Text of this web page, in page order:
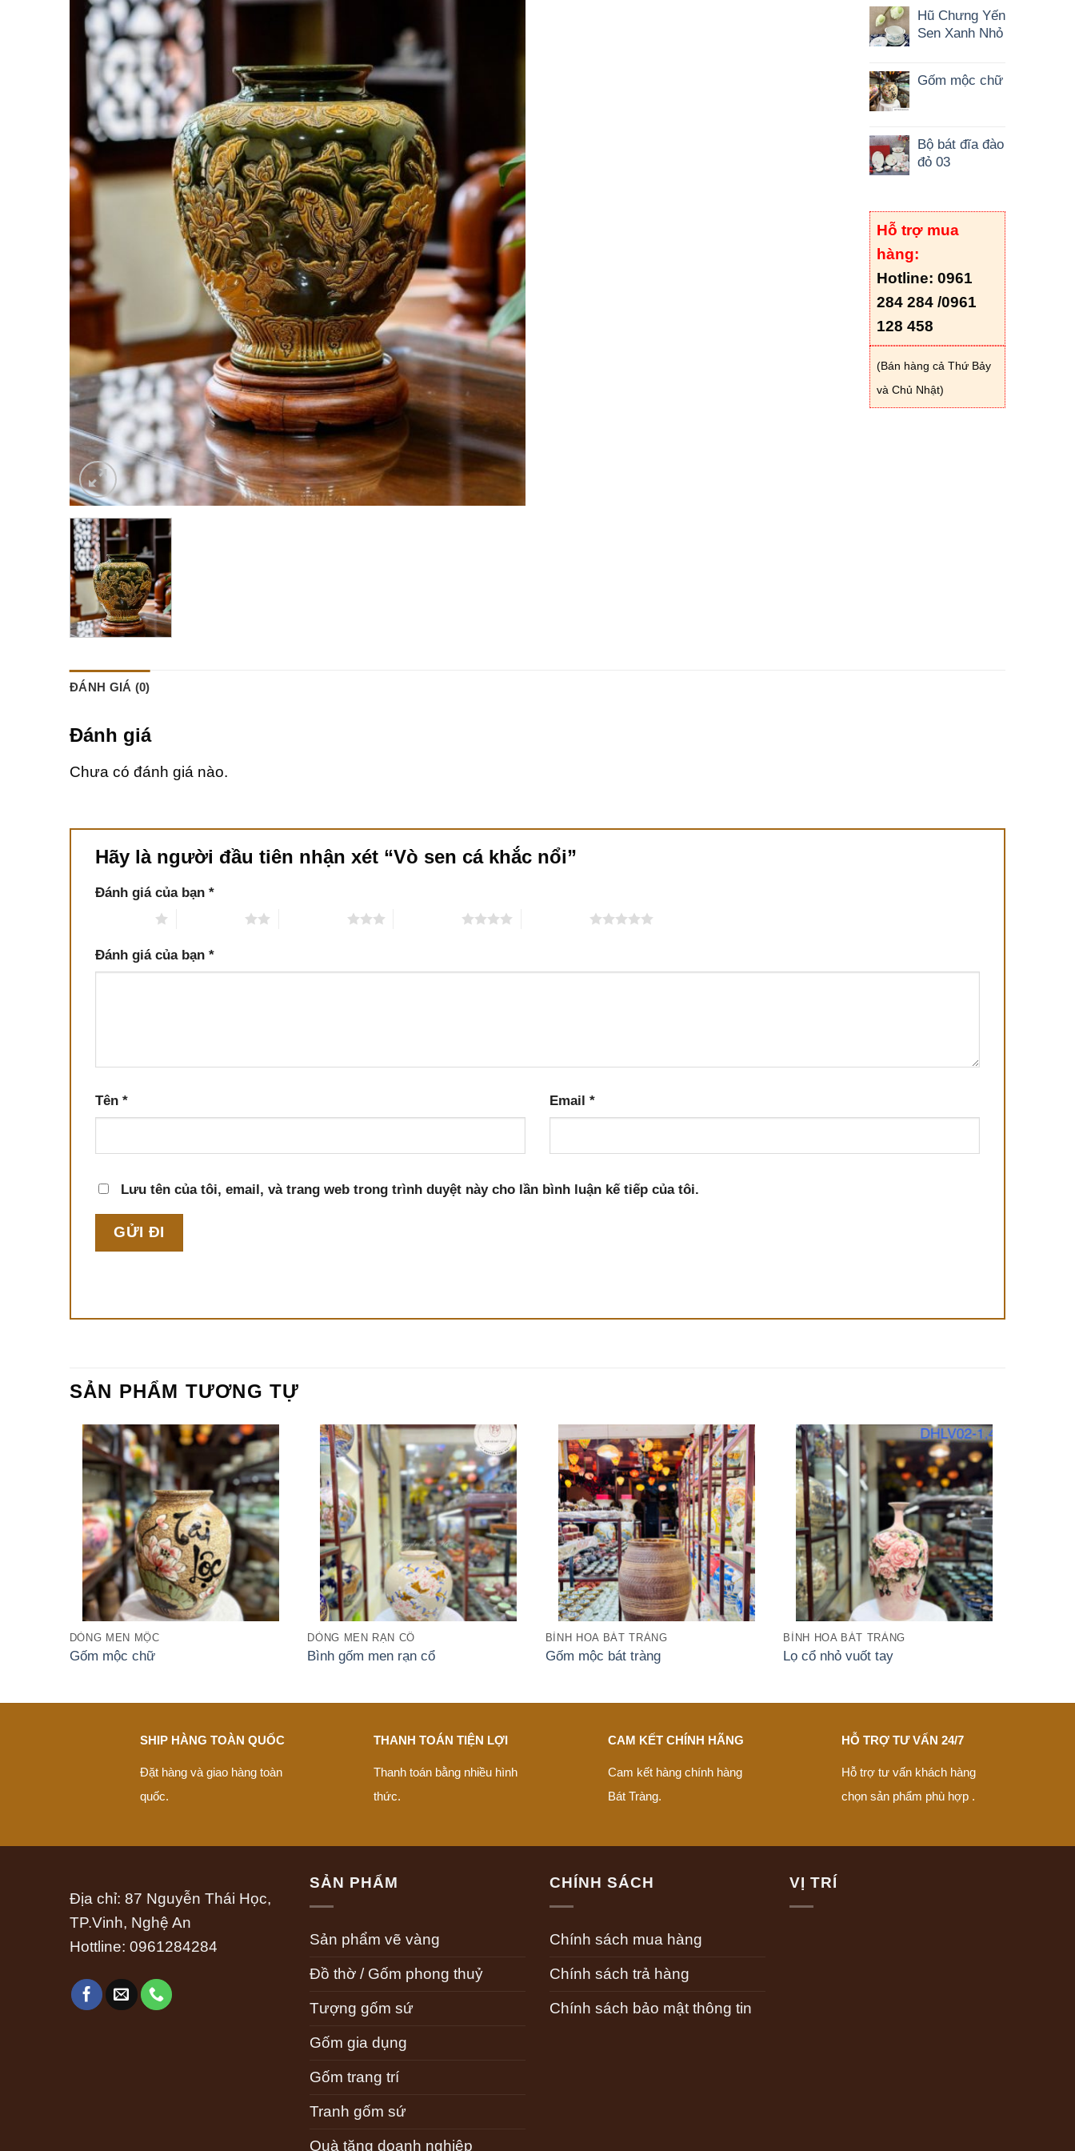
Hũ Chưng Yến
Sen Xanh Nhỏ
Gốm mộc chữ
Bộ bát đĩa đào
đỏ 03
Hỗ trợ mua
hàng:
Hotline: 0961
284 284 /0961
128 458
(Bán hàng cả Thứ Bảy
và Chủ Nhật)
ĐÁNH GIÁ (0)
Đánh giá
Chưa có đánh giá nào.
Hãy là người đầu tiên nhận xét “Vò sen cá khắc nổi”
Đánh giá của bạn *
Đánh giá của bạn *
Tên * Email *
Lưu tên của tôi, email, và trang web trong trình duyệt này cho lần bình luận kế tiếp của tôi.
SẢN PHẨM TƯƠNG TỰ
DÒNG MEN MỘC
Gốm mộc chữ
DÒNG MEN RẠN CỔ
Bình gốm men rạn cổ
BÌNH HOA BÁT TRÀNG
Gốm mộc bát tràng
BÌNH HOA BÁT TRÀNG
Lọ cổ nhỏ vuốt tay
SHIP HÀNG TOÀN QUỐC
Đặt hàng và giao hàng toàn
quốc.
THANH TOÁN TIỆN LỢI
Thanh toán bằng nhiều hình
thức.
CAM KẾT CHÍNH HÃNG
Cam kết hàng chính hàng
Bát Tràng.
HỖ TRỢ TƯ VẤN 24/7
Hỗ trợ tư vấn khách hàng
chọn sản phẩm phù hợp .
Địa chỉ: 87 Nguyễn Thái Học,
TP.Vinh, Nghệ An
Hottline: 0961284284
SẢN PHẨM
Sản phẩm vẽ vàng
Đồ thờ / Gốm phong thuỷ
Tượng gốm sứ
Gốm gia dụng
Gốm trang trí
Tranh gốm sứ
Quà tặng doanh nghiệp
CHÍNH SÁCH
Chính sách mua hàng
Chính sách trả hàng
Chính sách bảo mật thông tin
VỊ TRÍ